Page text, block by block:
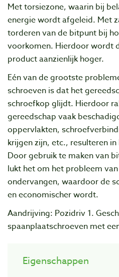
Met torsiezone, waarin bij
energie wordt afgeleid. Met
torderen van de bitpunt bij
voorkomen. Hierdoor wordt
product aanzienlijk hoger.
Eén van de grootste
schroeven is dat het
schroefkop glijdt. Hierdoor
gereedschap vaak
oppervlakten,
krijgen zijn, etc., resulteren
Door gebruik te maken van
lukt het om het probleem
ondervangen, waardoor de
en economischer wordt.
Aandrijving: Pozidriv 1.
spaanplaatschroeven met
Eigenschappen